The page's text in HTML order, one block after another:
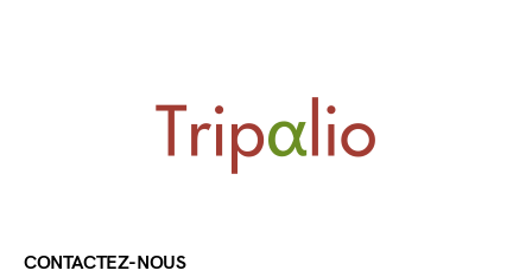
CONTACTEZ-NOUS